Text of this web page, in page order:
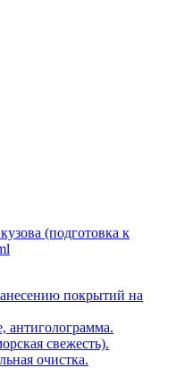
(подготовка к
покрытий на
антиголограмма.
свежесть).
очистка.